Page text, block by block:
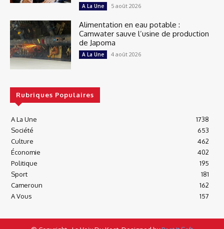
A La Une 5 août 2026
Alimentation en eau potable :
Camwater sauve l’usine de production
de Japoma
A La Une 4 août 2026
Rubriques Populaires
A La Une
1738
Société
653
Culture
462
Économie
402
Politique
195
Sport
181
Cameroun
162
A Vous
157